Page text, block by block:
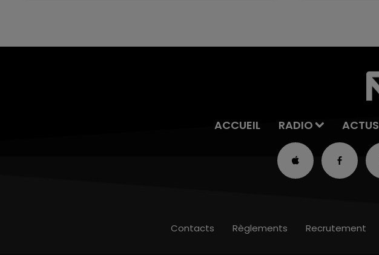
ACCUEIL RADIO ACTUS
Contacts Règlements Recrutement